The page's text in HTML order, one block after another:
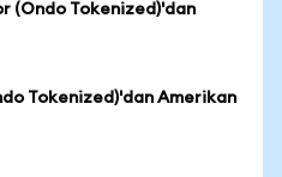
(Ondo Tokenized)'dan
Tokenized)'dan Amerikan